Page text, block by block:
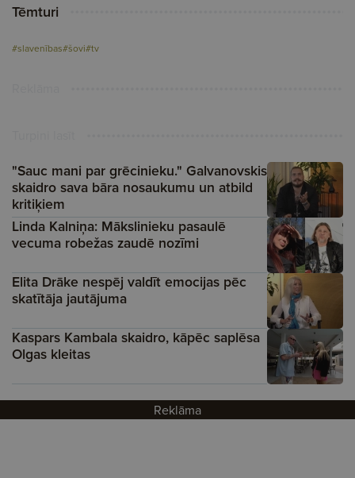
Tēmturi
#slavenības#šovi#tv
"Sauc mani par grēcinieku." Galvanovskis
skaidro sava bāra nosaukumu un atbild
kritiķiem
Linda Kalniņa: Mākslinieku pasaulē
vecuma robežas zaudē nozīmi
Elita Drāke nespēj valdīt emocijas pēc
skatītāja jautājuma
Kaspars Kambala skaidro, kāpēc saplēsa
Olgas kleitas
Reklāma